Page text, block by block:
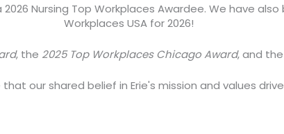
Nursing Top Workplaces Awardee. We have
Workplaces USA for 2026!
, the 2025 Top Workplaces Chicago Award, and
our shared belief in Erie's mission and values